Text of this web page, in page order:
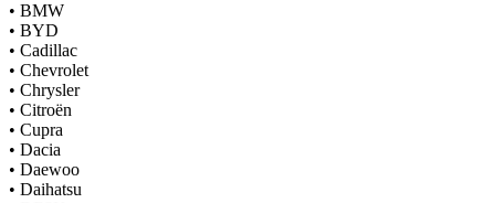
• BMW
• BYD
• Cadillac
• Chevrolet
• Chrysler
• Citroën
• Cupra
• Dacia
• Daewoo
• Daihatsu